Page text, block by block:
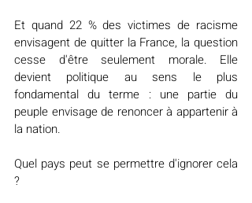
Et quand 22 % des victimes de racisme
envisagent de quitter la France, la question
cesse d'être seulement morale. Elle
devient politique au sens le plus
fondamental du terme : une partie du
peuple envisage de renoncer à appartenir à
la nation.
Quel pays peut se permettre d'ignorer cela
?